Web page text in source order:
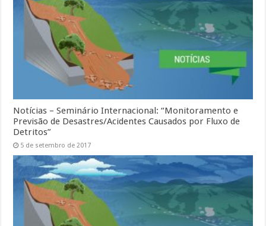
Notícias – Seminário Internacional: “Monitoramento e
Previsão de Desastres/Acidentes Causados por Fluxo de
Detritos”
5 de setembro de 2017